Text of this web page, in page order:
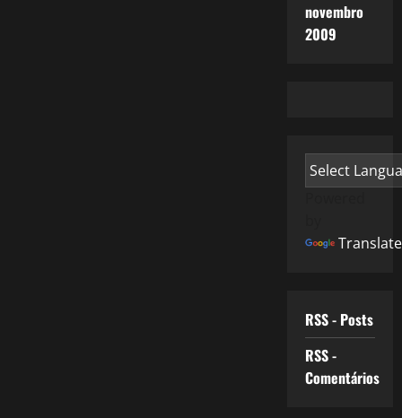
novembro
2009
Translate
RSS - Posts
RSS -
Comentários